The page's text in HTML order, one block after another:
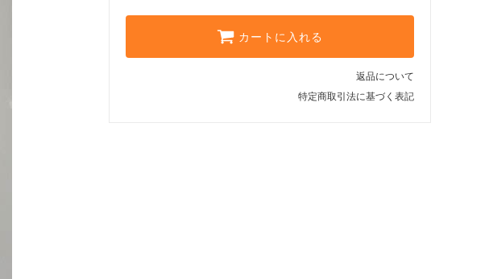
カートに入れる
返品について
特定商取引法に基づく表記